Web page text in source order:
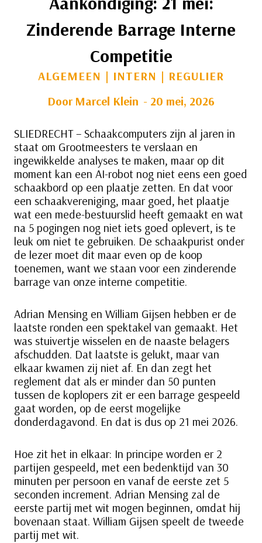
Zinderende Barrage Interne
Competitie
ALGEMEEN | INTERN | REGULIER
Door Marcel Klein 20 mei, 2026
SLIEDRECHT – Schaakcomputers zijn al jaren in
staat om Grootmeesters te verslaan en
ingewikkelde analyses te maken, maar op dit
moment kan een AI-robot nog niet eens een goed
schaakbord op een plaatje zetten. En dat voor
een schaakvereniging, maar goed, het plaatje
wat een mede-bestuurslid heeft gemaakt en wat
na 5 pogingen nog niet iets goed oplevert, is te
leuk om niet te gebruiken. De schaakpurist onder
de lezer moet dit maar even op de koop
toenemen, want we staan voor een zinderende
barrage van onze interne competitie.
Adrian Mensing en William Gijsen hebben er de
laatste ronden een spektakel van gemaakt. Het
was stuivertje wisselen en de naaste belagers
afschudden. Dat laatste is gelukt, maar van
elkaar kwamen zij niet af. En dan zegt het
reglement dat als er minder dan 50 punten
tussen de koplopers zit er een barrage gespeeld
gaat worden, op de eerst mogelijke
donderdagavond. En dat is dus op 21 mei 2026.
Hoe zit het in elkaar: In principe worden er 2
partijen gespeeld, met een bedenktijd van 30
minuten per persoon en vanaf de eerste zet 5
seconden increment. Adrian Mensing zal de
eerste partij met wit mogen beginnen, omdat hij
bovenaan staat. William Gijsen speelt de tweede
partij met wit.